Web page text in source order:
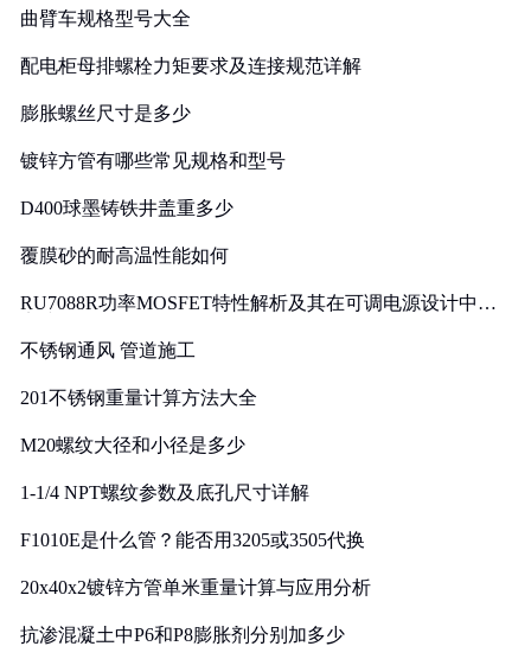
曲臂车规格型号大全
配电柜母排螺栓力矩要求及连接规范详解
膨胀螺丝尺寸是多少
镀锌方管有哪些常见规格和型号
D400球墨铸铁井盖重多少
覆膜砂的耐高温性能如何
RU7088R功率MOSFET特性解析及其在可调电源设计中的
不锈钢通风 管道施工
201不锈钢重量计算方法大全
M20螺纹大径和小径是多少
1-1/4 NPT螺纹参数及底孔尺寸详解
F1010E是什么管？能否用3205或3505代换
20x40x2镀锌方管单米重量计算与应用分析
抗渗混凝土中P6和P8膨胀剂分别加多少